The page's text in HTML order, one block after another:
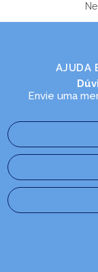
AJUDA
Envie uma